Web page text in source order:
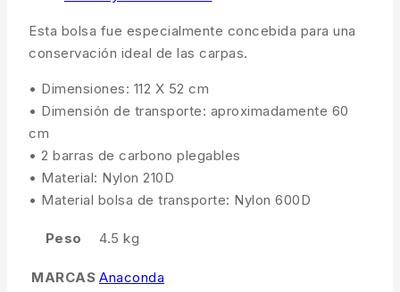
Esta bolsa fue especialmente concebida para una
conservación ideal de las carpas.
• Dimensiones: 112 X 52 cm
• Dimensión de transporte: aproximadamente 60
cm
• 2 barras de carbono plegables
• Material: Nylon 210D
• Material bolsa de transporte: Nylon 600D
Peso 4.5 kg
MARCAS Anaconda